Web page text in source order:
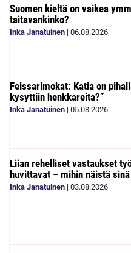
Suomen kieltä on vaikea
taitavankinko?
Inka Janatuinen | 06.08.2026
Feissarimokat: Katia on
kysyttiin henkkareita?”
Inka Janatuinen | 05.08.2026
Liian rehelliset vastaukset
huvittavat – mihin näistä
Inka Janatuinen | 03.08.2026